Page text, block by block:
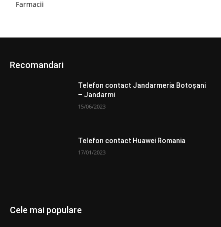
Farmacii
Recomandari
Telefon contact Jandarmeria Botoșani
– Jandarmi
15/06/2023
Telefon contact Huawei Romania
17/01/2023
Cele mai populare